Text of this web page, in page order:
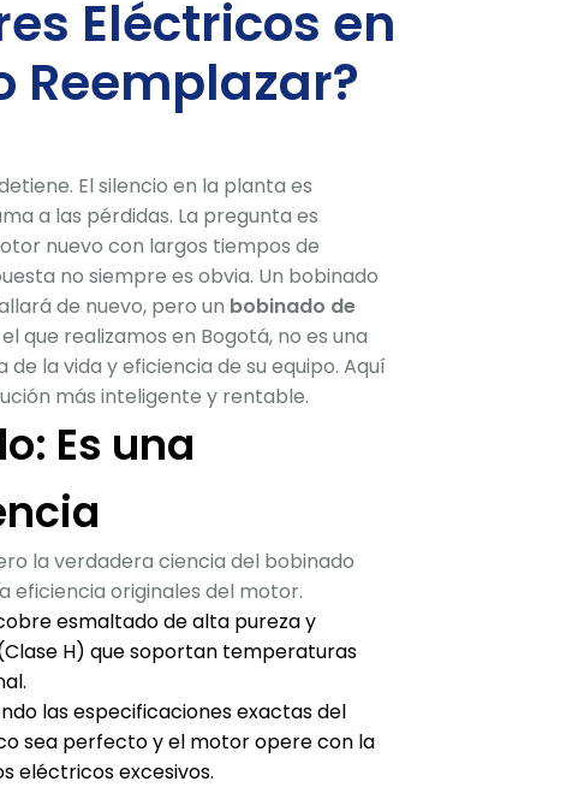
Eléctricos en
Reemplazar?
El silencio en la planta es
a las pérdidas. La pregunta es
nuevo con largos tiempos de
no siempre es obvia. Un bobinado
de nuevo, pero un bobinado de
que realizamos en Bogotá, no es una
la vida y eficiencia de su equipo. Aquí
más inteligente y rentable.
Es una
la verdadera ciencia del bobinado
eficiencia originales del motor.
esmaltado de alta pureza y
H) que soportan temperaturas
las especificaciones exactas del
sea perfecto y el motor opere con la
eléctricos excesivos.